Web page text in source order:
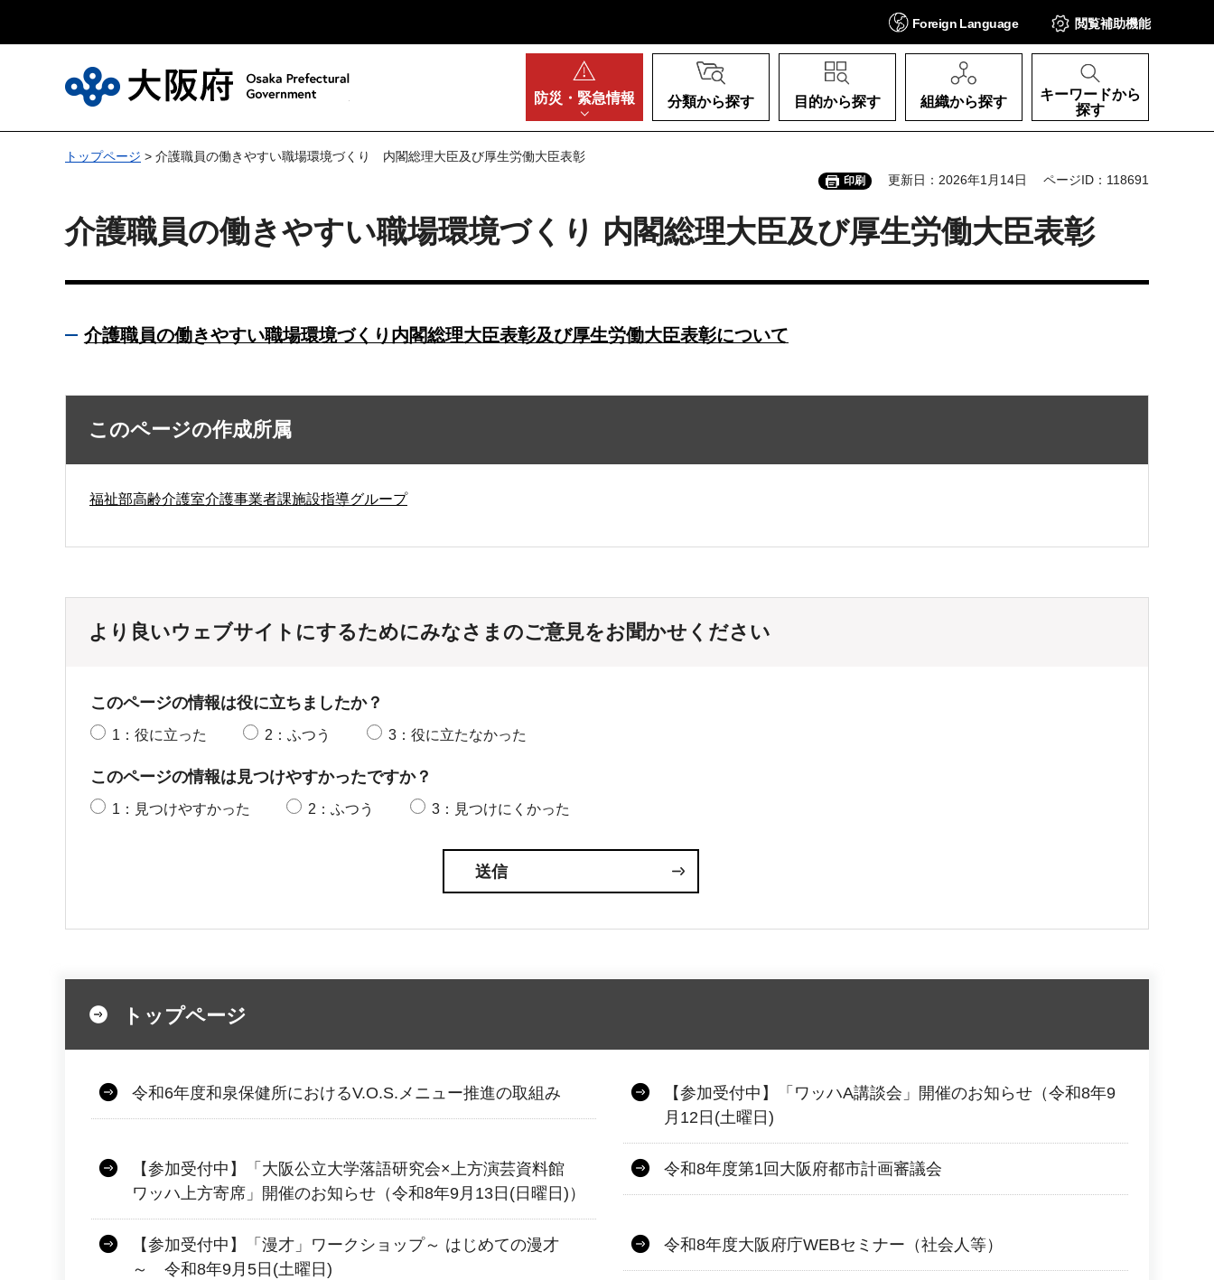
Foreign Language 閲覧補助機能
防災・ 緊急情報 分類から探す 目的から探す 組織から探す
キーワードから
探す
トップページ > 介護職員の働きやすい職場環境づくり 内閣総理大臣及び厚生労働大臣表彰
印刷 更新日：2026年1月14日 ページID：118691
介護職員の働きやすい職場環境づくり 内閣総理大臣及び厚生労働大臣表彰
介護職員の働きやすい職場環境づくり内閣総理大臣表彰及び厚生労働大臣表彰について
このページの作成所属
福祉部高齢介護室介護事業者課施設指導グループ
より良いウェブサイトにするためにみなさまのご意見をお聞かせください
このページの情報は役に立ちましたか？
1：役に立った 2：ふつう 3：役に立たなかった
このページの情報は見つけやすかったですか？
1：見つけやすかった 2：ふつう 3：見つけにくかった
トップページ
令和6年度和泉保健所におけるV.O.S.メニュー推進の取組み
【参加受付中】「ワッハA講談会」開催のお知らせ（令和8年9
月12日(土曜日)
【参加受付中】「大阪公立大学落語研究会×上方演芸資料館
ワッハ上方寄席」開催のお知らせ（令和8年9月13日(日曜日)）
令和8年度第1回大阪府都市計画審議会
【参加受付中】「漫才」ワークショップ～ はじめての漫才
～ 令和8年9月5日(土曜日)
令和8年度大阪府庁WEBセミナー（社会人等）